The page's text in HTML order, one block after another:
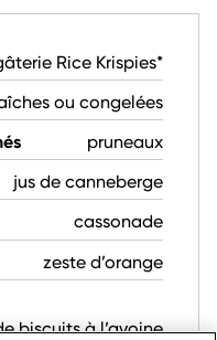
Rice Krispies*
ou congelées
pruneaux
jus de canneberge
cassonade
zeste d’orange
biscuits à l’avoine